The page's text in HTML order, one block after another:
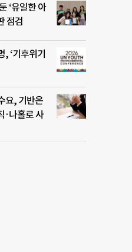
‘유일한 아
점검
‘기후위기
요, 기반은
·나홀로 사